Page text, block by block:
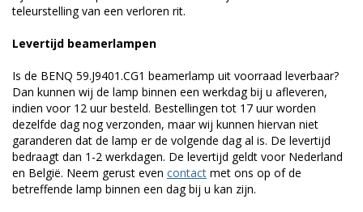
teleurstelling van een verloren rit.
Levertijd beamerlampen
Is de BENQ 59.J9401.CG1 beamerlamp uit voorraad leverbaar?
Dan kunnen wij de lamp binnen een werkdag bij u afleveren,
indien voor 12 uur besteld. Bestellingen tot 17 uur worden
dezelfde dag nog verzonden, maar wij kunnen hiervan niet
garanderen dat de lamp er de volgende dag al is. De levertijd
bedraagt dan 1-2 werkdagen. De levertijd geldt voor Nederland
en België. Neem gerust even contact met ons op of de
betreffende lamp binnen een dag bij u kan zijn.